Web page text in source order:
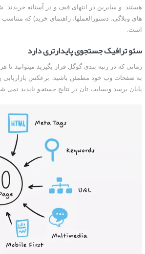
هستند. و سایرین در انتهای قیف و در آستانه
های وبلاگی، دستورالعملها، راهنمای خرید) که
است.
سئو ترافیک جستجوی پایدارتری دارد
زمانی که در رتبه بندی گوگل قرار بگیرید میتوانید
به صفحات وب خود مطمئن باشید. برعکس بازاریابی
پایان برسد وبسایت تان در نتایج جستجو ناپدید نمی